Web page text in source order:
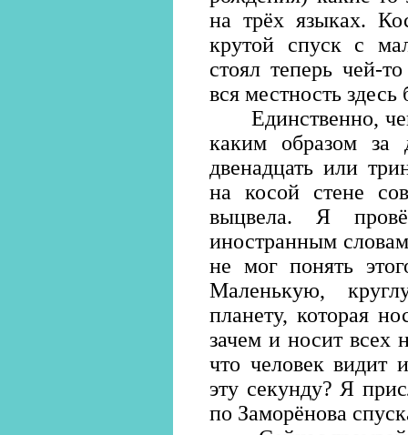
на трёх языках.
крутой спуск с
стоял теперь чей-
вся местность
Единственно,
каким образом
двенадцать или
на косой стене
выцвела. Я
иностранным
не мог понять
Маленькую,
планету, которая
зачем и носит всех
что человек видит
эту секунду? Я
по Заморёнова